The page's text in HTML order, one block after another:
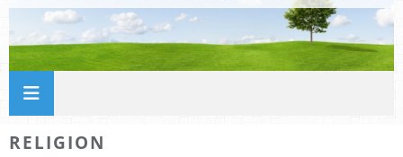
RELIGION